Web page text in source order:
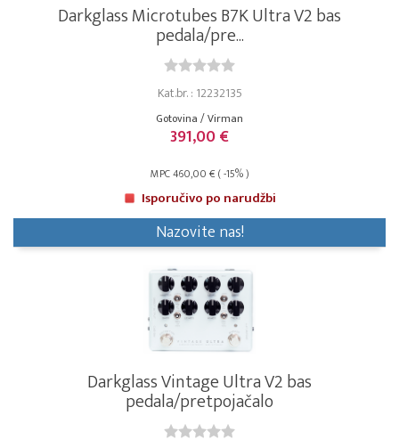
Darkglass Microtubes B7K Ultra V2 bas
pedala/pre...
Kat.br. : 12232135
Gotovina / Virman
391,00 €
MPC 460,00 € ( -15% )
Isporučivo po narudžbi
Nazovite nas!
Darkglass Vintage Ultra V2 bas
pedala/pretpojačalo